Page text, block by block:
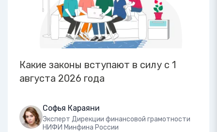
Какие законы вступают в силу с 1
августа 2026 года
Софья Караяни
Эксперт Дирекции финансовой грамотности
НИФИ Минфина России